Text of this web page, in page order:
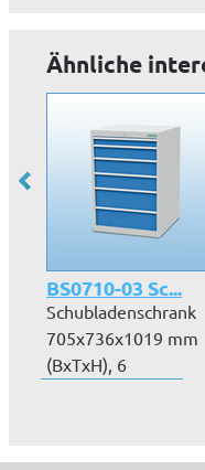
Ähnliche
BS0710-03 Sc...
Schubladenschrank
705x736x1019 mm
(BxTxH), 6